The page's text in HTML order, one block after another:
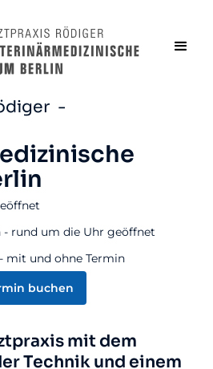
-
- rund um die Uhr geöffnet
mit und ohne Termin
buchen
mit dem
Technik und einem